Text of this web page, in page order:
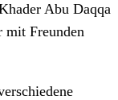
Abu Daqqa
mit Freunden